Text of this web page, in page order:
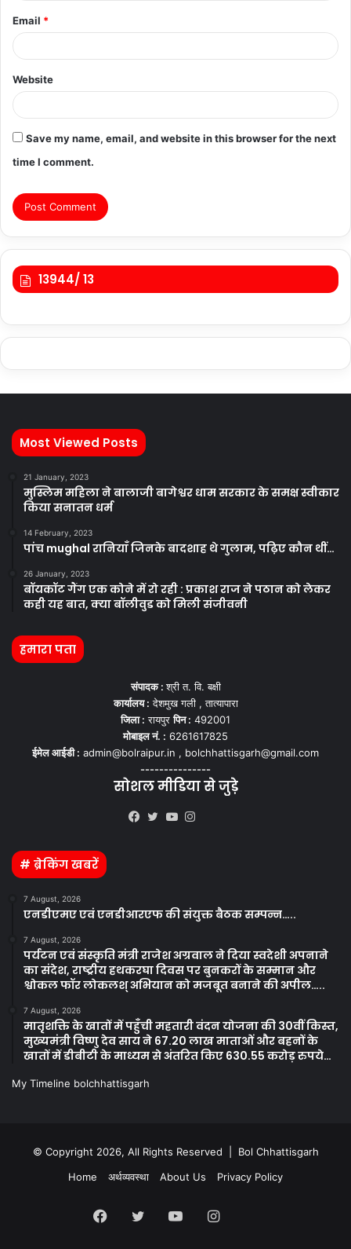
Email *
Website
Save my name, email, and website in this browser for the next
time I comment.
13944/ 13
Most Viewed Posts
21 January, 2023
मुस्लिम महिला ने बालाजी बागेश्वर धाम सरकार के समक्ष स्वीकार
किया सनातन धर्म
14 February, 2023
पांच mughal रानियाँ जिनके बादशाह थे गुलाम, पढ़िए कौन थीं…
26 January, 2023
बॉयकॉट गैंग एक कोने में रो रही : प्रकाश राज ने पठान को लेकर
कही यह बात, क्या बॉलीवुड को मिली संजीवनी
हमारा पता
संपादक :श्री त. वि. बक्षी
कार्यालय : देशमुख गली , तात्यापारा
जिला : रायपुरपिन : 492001
मोबाइल नं. : 6261617825
ईमेल आईडी : admin@bolraipur.in , bolchhattisgarh@gmail.com
---------------
सोशल मीडिया से जुड़े
# ब्रेकिंग खबरें
7 August, 2026
एनडीएमए एवं एनडीआरएफ की संयुक्त बैठक सम्पन्न…..
7 August, 2026
पर्यटन एवं संस्कृति मंत्री राजेश अग्रवाल ने दिया स्वदेशी अपनाने
का संदेश, राष्ट्रीय हथकरघा दिवस पर बुनकरों के सम्मान और
श्वोकल फॉर लोकलश् अभियान को मजबूत बनाने की अपील…..
7 August, 2026
मातृशक्ति के खातों में पहुँची महतारी वंदन योजना की 30वीं किस्त,
मुख्यमंत्री विष्णु देव साय ने 67.20 लाख माताओं और बहनों के
खातों में डीबीटी के माध्यम से अंतरित किए 630.55 करोड़ रुपये…
My Timeline bolchhattisgarh
© Copyright 2026, All Rights Reserved | Bol Chhattisgarh
Home
अर्थव्यवस्था About Us Privacy Policy
Facebook
Twitter YouTubeInstagram